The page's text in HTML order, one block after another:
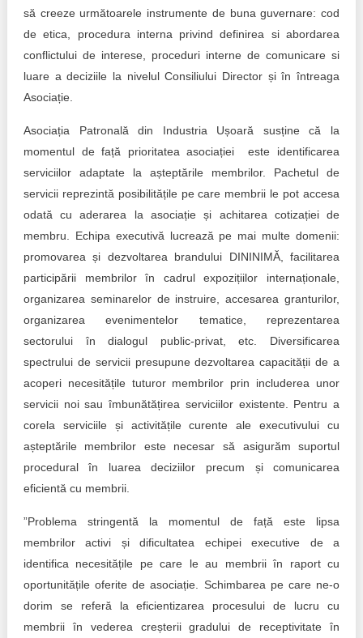
să creeze următoarele instrumente de buna guvernare: cod
de etica, procedura interna privind definirea si abordarea
conflictului de interese, proceduri interne de comunicare si
luare a deciziile la nivelul Consiliului Director și în întreaga
Asociație.
Asociația Patronală din Industria Ușoară susține că la
momentul de față prioritatea asociației este identificarea
serviciilor adaptate la așteptările membrilor. Pachetul de
servicii reprezintă posibilitățile pe care membrii le pot accesa
odată cu aderarea la asociație și achitarea cotizației de
membru. Echipa executivă lucrează pe mai multe domenii:
promovarea și dezvoltarea brandului DININIMĂ, facilitarea
participării membrilor în cadrul expozițiilor internaționale,
organizarea seminarelor de instruire, accesarea granturilor,
organizarea evenimentelor tematice, reprezentarea
sectorului în dialogul public-privat, etc. Diversificarea
spectrului de servicii presupune dezvoltarea capacității de a
acoperi necesitățile tuturor membrilor prin includerea unor
servicii noi sau îmbunătățirea serviciilor existente. Pentru a
corela serviciile și activitățile curente ale executivului cu
așteptările membrilor este necesar să asigurăm suportul
procedural în luarea deciziilor precum și comunicarea
eficientă cu membrii.
”Problema stringentă la momentul de față este lipsa
membrilor activi și dificultatea echipei executive de a
identifica necesitățile pe care le au membrii în raport cu
oportunitățile oferite de asociație. Schimbarea pe care ne-o
dorim se referă la eficientizarea procesului de lucru cu
membrii în vederea creșterii gradului de receptivitate în